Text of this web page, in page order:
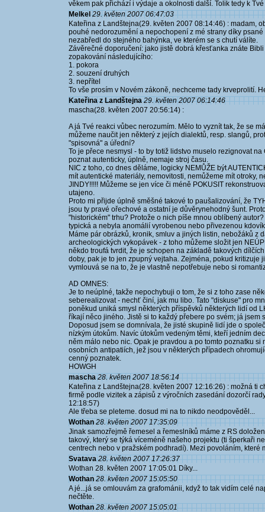
věkem pak přichází i výdaje a okolnosti další. Tolik tedy k
Melkel 29. květen 2007 06:47:03
Kateřina z Landštejna(29. květen 2007 08:14:46) : madam,
pouhé nedorozumění a nepochopení z mé strany díky
nezabředl do stejného bahýnka, ve kterém se s chutí válíte.
Závěrečné doporučení: jako jistě dobrá křesťanka znáte
zopakování následujícího:
1. pokora
2. souzení druhých
3. nepřítel
To vše prosím v Novém zákoně, nechceme tady krveprolití.
Kateřina z Landštejna 29. květen 2007 06:14:46
mascha(28. květen 2007 20:56:14) :
A já Tvé reakci vůbec nerozumím. Mělo to vyznít tak, že se
můžeme naučit jen některý z jejích dialektů, resp. slangů,
"spisovná" a úřední?
To je přece nesmysl - to by totiž lidstvo muselo rezignovat
poznat autenticky, úplně, nemaje stroj času.
NIC z toho, co dnes děláme, logicky NEMŮŽE být
mít autentické materiály, nemovitosti, nemůžeme mít otroky,
JINDY!!!!! Můžeme se jen více či méně POKUSIT
utajeno.
Proto mi přijde úplně směšné takové to paušalizování, že
jsou ty pravé ořechové a ostatní je důvěrynehodný šunt.
"historickém" trhu? Protože o nich píše mnou oblíbený
typická a nebyla anomálií vyrobenou nebo přivezenou
Máme pár obrázků, kronik, smluv a jiných listin, nebožáků z
archeologických vykopávek - z toho můžeme složit jen
někdo troufá tvrdit, že je schopen na základě takových
doby, pak je to jen zpupný vejtaha. Zejména, pokud kritizuje
vymlouvá se na to, že je vlastně nepotřebuje nebo si
AD OMNES:
Je to neúplné, takže nepochybuji o tom, že si z toho zase
seberealizovat - nechť činí, jak mu libo. Tato "diskuse" pro
poněkud uniká smysl některých příspěvků některých lidí od
říkají něco jiného. Jistě si to každý přebere po svém; já
Doposud jsem se domnívala, že jisté skupině lidí jde o
nízkým útokům. Navíc útokům vedeným těmi, kteří jedním
něm málo nebo nic. Opak je pravdou a po tomto poznatku
osobních antipatiích, jež jsou v některých případech
cenný poznatek.
HOWGH
mascha 28. květen 2007 18:56:14
Kateřina z Landštejna(28. květen 2007 12:16:26) : možná ti
firmě podle vizitek a zápisů z výročních zasedání dozorčí
12:18:57)
Ale třeba se pleteme. dosud mi na to nikdo neodpověděl...
Wothan 28. květen 2007 17:35:09
Jinak samozřejmě řemesel a řemeslníků máme z RS
takový, který se týká víceméně našeho projektu (ti šperkaři
centrech nebo v pražském podhradí). Mezi povoláním, které
Svatava 28. květen 2007 17:26:37
Wothan 28. květen 2007 17:05:01 Díky...
Wothan 28. květen 2007 15:05:50
A jé...já se omlouvám za grafománii, když to tak vidím celé
nečtěte.
Wothan 28. květen 2007 15:05:01